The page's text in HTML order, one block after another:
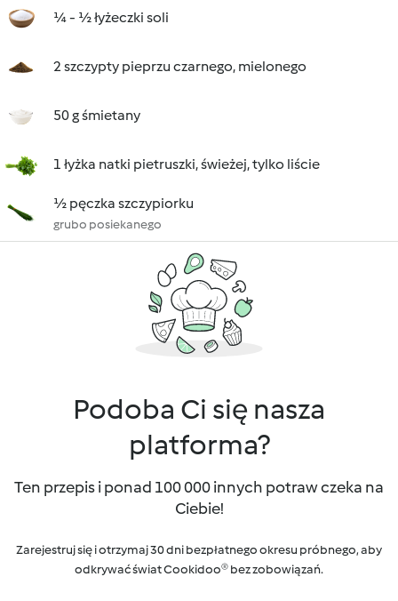
¼ - ½ łyżeczki soli
2 szczypty pieprzu czarnego, mielonego
50 g śmietany
1 łyżka natki pietruszki, świeżej, tylko liście
½ pęczka szczypiorku
grubo posiekanego
Podoba Ci się nasza
platforma?
Ten przepis i ponad 100 000 innych potraw czeka na
Ciebie!
Zarejestruj się i otrzymaj 30 dni bezpłatnego okresu próbnego, aby
odkrywać świat Cookidoo® bez zobowiązań.